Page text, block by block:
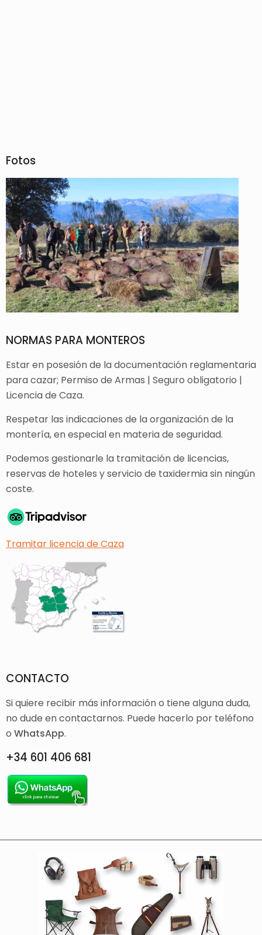
Fotos
NORMAS PARA MONTEROS
Estar en posesión de la documentación reglamentaria
para cazar; Permiso de Armas | Seguro obligatorio |
Licencia de Caza.
Respetar las indicaciones de la organización de la
montería, en especial en materia de seguridad.
Podemos gestionarle la tramitación de licencias,
reservas de hoteles y servicio de taxidermia sin ningún
coste.
Tramitar licencia de Caza
CONTACTO
Si quiere recibir más información o tiene alguna duda,
no dude en contactarnos. Puede hacerlo por teléfono
o WhatsApp.
+34 601 406 681